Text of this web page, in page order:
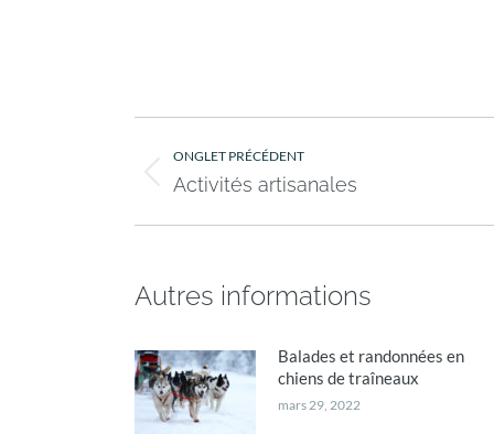
Navigation
de
commentaire
ONGLET PRÉCÉDENT
Onglet
Activités artisanales
Autres informations
Balades et randonnées en
chiens de traîneaux
mars 29, 2022